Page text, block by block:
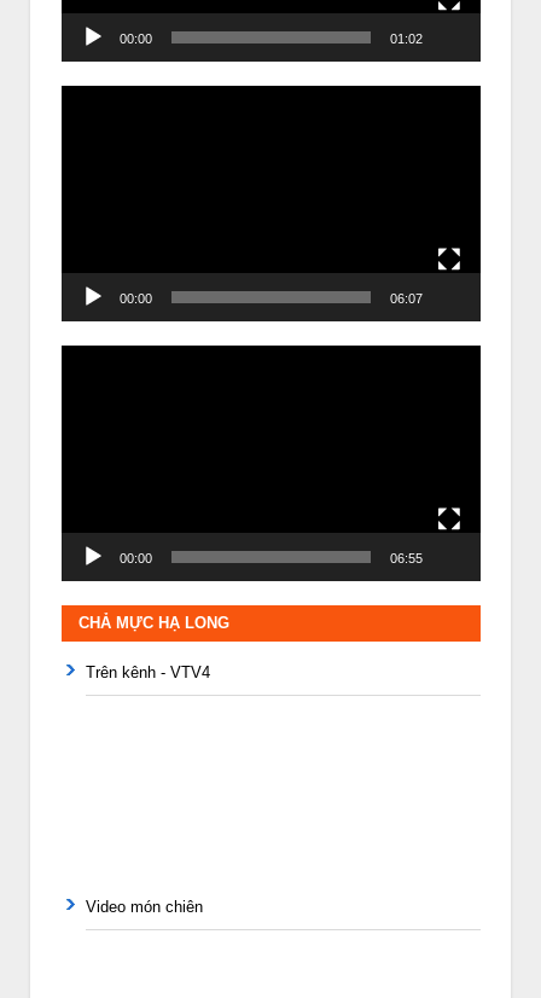
00:00 01:02
00:00 06:07
00:00 06:55
CHẢ MỰC HẠ LONG
Trên kênh - VTV4
Video món chiên